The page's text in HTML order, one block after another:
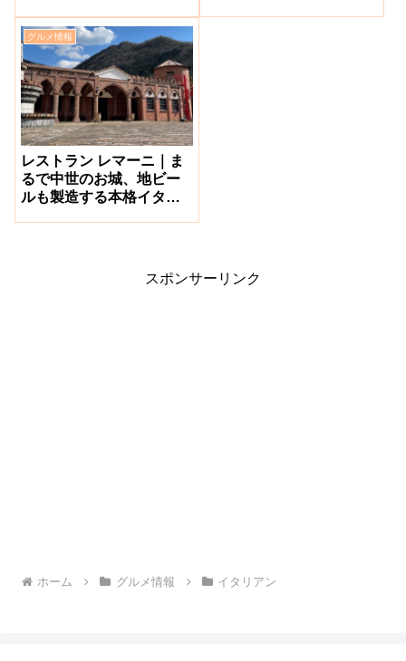
野】
グルメ情報
レストラン レマーニ｜ま
るで中世のお城、地ビー
ルも製造する本格イタリ
スポンサーリンク
ホーム グルメ情報 イタリアン